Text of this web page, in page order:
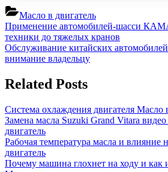
Масло в двигатель
Навигация
по
записям
Previous
Post:
Применение автомобилей-шасси
техники до тяжелых кранов
Next
Post:
Обслуживание китайских
внимание владельцу
Related Posts
Система охлаждения двигателя Масло
Замена масла Suzuki Grand Vitara
двигатель
Рабочая температура масла и влияние
двигатель
Почему машина глохнет на ходу и как